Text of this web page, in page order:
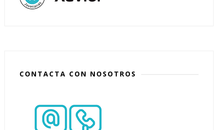
CONTACTA CON NOSOTROS